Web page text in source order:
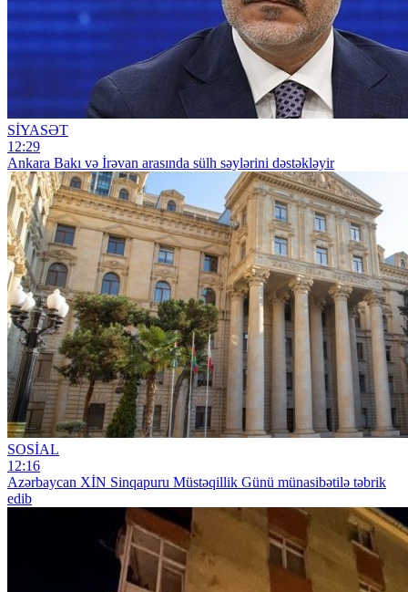
SİYASƏT
12:29
Ankara Bakı və İrəvan arasında sülh səylərini dəstəkləyir
SOSİAL
12:16
Azərbaycan XİN Sinqapuru Müstəqillik Günü münasibətilə təbrik
edib